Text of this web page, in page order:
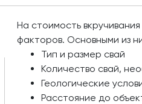
На стоимость
факторов. Основными из
Тип и размер свай
Количество свай,
Геологические
Расстояние до